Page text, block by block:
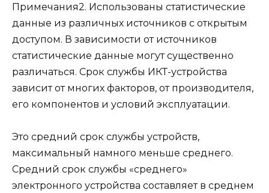
Примечания2. Использованы статистические
данные из различных источников с открытым
доступом. В зависимости от источников
статистические данные могут существенно
различаться. Срок службы ИКТ-устройства
зависит от многих факторов, от производителя,
его компонентов и условий эксплуатации.
Это средний срок службы устройств,
максимальный намного меньше среднего.
Средний срок службы «среднего»
электронного устройства составляет в среднем